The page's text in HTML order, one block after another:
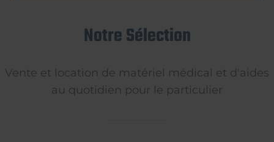
Notre Sélection
Vente et location de matériel médical et d'aides
au quotidien pour le particulier